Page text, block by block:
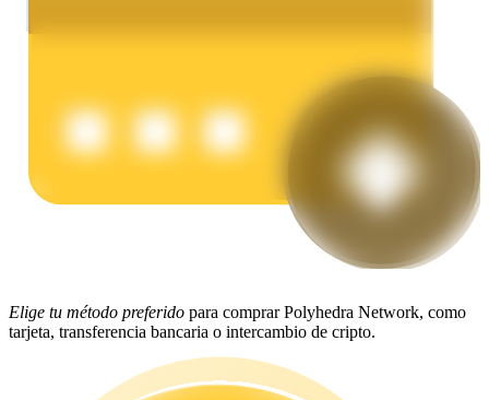
Alta rentabilidad y acceso instantáneo
Elige tu método preferido para comprar Polyhedra Network, como
tarjeta, transferencia bancaria o intercambio de cripto.